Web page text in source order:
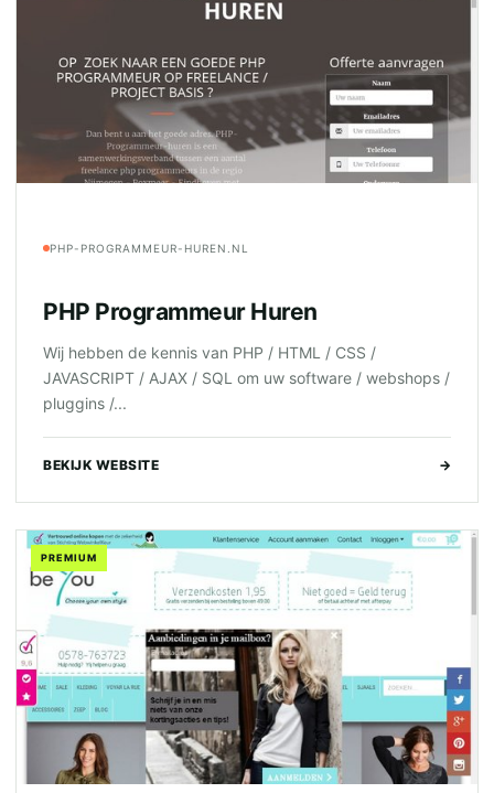
PHP-PROGRAMMEUR-HUREN.NL
PHP Programmeur Huren
Wij hebben de kennis van PHP / HTML / CSS /
JAVASCRIPT / AJAX / SQL om uw software / webshops /
pluggins /...
BEKIJK WEBSITE →
PREMIUM